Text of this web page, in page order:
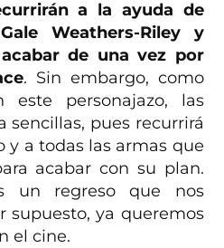
a la ayuda de
Weathers-Riley y
de una vez por
. Sin embargo, como
este personajazo, las
sencillas, pues recurrirá
y a todas las armas que
acabar con su plan.
un regreso que nos
supuesto, ya queremos
el cine.